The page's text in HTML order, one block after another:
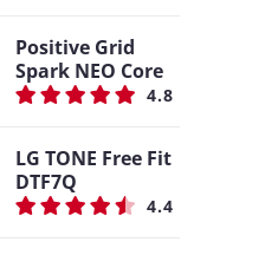
Positive Grid
Spark NEO Core
4.8
LG TONE Free Fit
DTF7Q
4.4